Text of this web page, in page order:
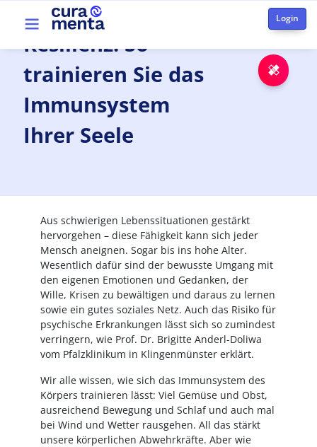
Aller au contenu principal
Top menu
Resilienz:So
trainieren Sie das
Immunsystem
Ihrer Seele
Aus schwierigen Lebenssituationen gestärkt
hervorgehen – diese Fähigkeit kann sich jeder
Mensch aneignen. Sogar bis ins hohe Alter.
Wesentlich dafür sind der bewusste Umgang mit
den eigenen Emotionen und Gedanken, der
Wille, Krisen zu bewältigen und daraus zu lernen
sowie ein gutes soziales Netz. Auch das Risiko für
psychische Erkrankungen lässt sich so zumindest
verringern, wie Prof. Dr. Brigitte Anderl-Doliwa
vom Pfalzklinikum in Klingenmünster erklärt.
Wir alle wissen, wie sich das Immunsystem des
Körpers trainieren lässt: Viel Gemüse und Obst,
ausreichend Bewegung und Schlaf und auch mal
bei Wind und Wetter rausgehen. All das stärkt
unsere körperlichen Abwehrkräfte. Aber wie